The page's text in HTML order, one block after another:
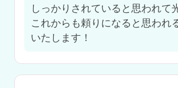
しっかりされていると思われて
これからも頼りになると思われ
いたします！